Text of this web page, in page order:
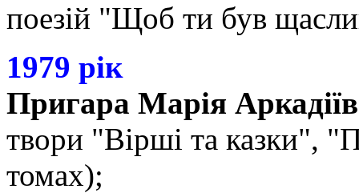
поезій "Щоб ти був
1979 рік
Пригара Марія
твори "Вірші та казки",
томах);